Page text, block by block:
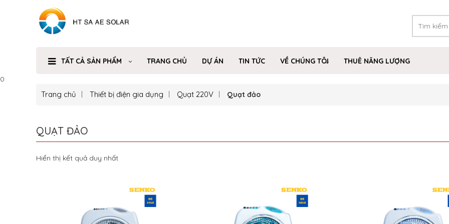
TẤT CẢ SẢN PHẨM TRANG CHỦ DỰ ÁN TIN TỨC VỀ CHÚNG TÔI
THUÊ NĂNG LƯỢNG
0
Trang chủ Thiết bị điện gia dụng Quạt 220V Quạt đảo
QUẠT ĐẢO
Hiển thị kết quả duy nhất